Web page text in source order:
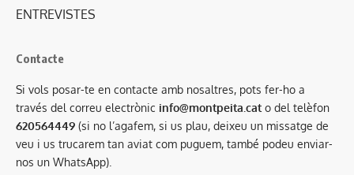
ENTREVISTES
Contacte
Si vols posar-te en contacte amb nosaltres, pots fer-ho a
través del correu electrònic info@montpeita.cat o del telèfon
620564449 (si no l’agafem, si us plau, deixeu un missatge de
veu i us trucarem tan aviat com puguem, també podeu enviar-
nos un WhatsApp).